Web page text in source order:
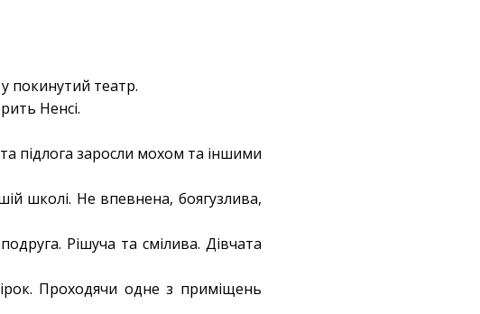
покинутий театр.
Ненсі.
та підлога заросли мохом та іншими
школі. Не впевнена, боягузлива,
Рішуча та смілива. Дівчата
Проходячи одне з приміщень